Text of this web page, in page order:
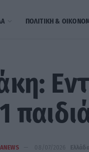
ΠΟΛΙΤΙΚΗ &
08/07/2026 Ελλάδα